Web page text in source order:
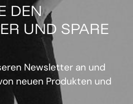
DEN
UND SPARE
Newsletter an und
neuen Produkten und